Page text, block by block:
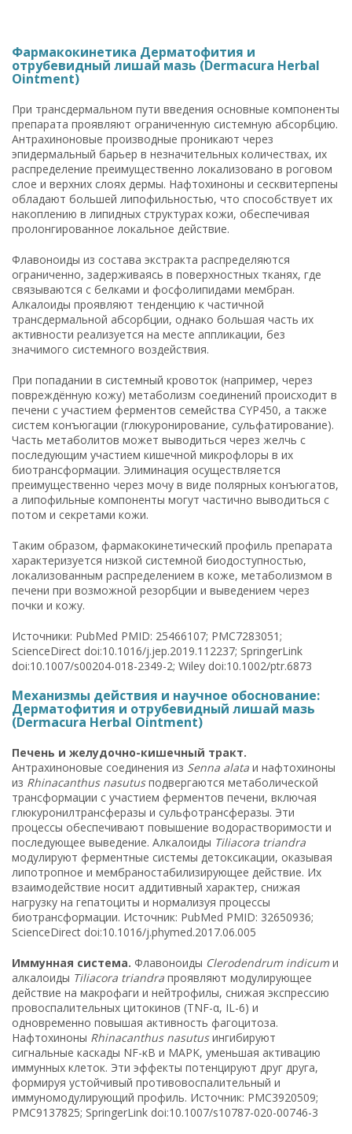
Фармакокинетика Дерматофития и
отрубевидный лишай мазь (Dermacura Herbal
Ointment)
При трансдермальном пути введения основные компоненты
препарата проявляют ограниченную системную абсорбцию.
Антрахиноновые производные проникают через
эпидермальный барьер в незначительных количествах, их
распределение преимущественно локализовано в роговом
слое и верхних слоях дермы. Нафтохиноны и сесквитерпены
обладают большей липофильностью, что способствует их
накоплению в липидных структурах кожи, обеспечивая
пролонгированное локальное действие.
Флавоноиды из состава экстракта распределяются
ограниченно, задерживаясь в поверхностных тканях, где
связываются с белками и фосфолипидами мембран.
Алкалоиды проявляют тенденцию к частичной
трансдермальной абсорбции, однако большая часть их
активности реализуется на месте аппликации, без
значимого системного воздействия.
При попадании в системный кровоток (например, через
повреждённую кожу) метаболизм соединений происходит в
печени с участием ферментов семейства CYP450, а также
систем конъюгации (глюкуронирование, сульфатирование).
Часть метаболитов может выводиться через желчь с
последующим участием кишечной микрофлоры в их
биотрансформации. Элиминация осуществляется
преимущественно через мочу в виде полярных конъюгатов,
а липофильные компоненты могут частично выводиться с
потом и секретами кожи.
Таким образом, фармакокинетический профиль препарата
характеризуется низкой системной биодоступностью,
локализованным распределением в коже, метаболизмом в
печени при возможной резорбции и выведением через
почки и кожу.
Источники: PubMed PMID: 25466107; PMC7283051;
ScienceDirect doi:10.1016/j.jep.2019.112237; SpringerLink
doi:10.1007/s00204-018-2349-2; Wiley doi:10.1002/ptr.6873
Механизмы действия и научное обоснование:
Дерматофития и отрубевидный лишай мазь
(Dermacura Herbal Ointment)
Печень и желудочно-кишечный тракт.
Антрахиноновые соединения из Senna alata и нафтохиноны
из Rhinacanthus nasutusподвергаются метаболической
трансформации с участием ферментов печени, включая
глюкуронилтрансферазы и сульфотрансферазы. Эти
процессы обеспечивают повышение водорастворимости и
последующее выведение. Алкалоиды Tiliacora triandra
модулируют ферментные системы детоксикации, оказывая
липотропное и мембраностабилизирующее действие. Их
взаимодействие носит аддитивный характер, снижая
нагрузку на гепатоциты и нормализуя процессы
биотрансформации. Источник: PubMed PMID: 32650936;
ScienceDirect doi:10.1016/j.phymed.2017.06.005
Иммунная система. Флавоноиды Clerodendrum indicum и
алкалоиды Tiliacora triandra проявляют модулирующее
действие на макрофаги и нейтрофилы, снижая экспрессию
провоспалительных цитокинов (TNF-α, IL-6) и
одновременно повышая активность фагоцитоза.
Нафтохиноны Rhinacanthus nasutusингибируют
сигнальные каскады NF-κB и MAPK, уменьшая активацию
иммунных клеток. Эти эффекты потенцируют друг друга,
формируя устойчивый противовоспалительный и
иммуномодулирующий профиль. Источник: PMC3920509;
PMC9137825; SpringerLink doi:10.1007/s10787-020-00746-3